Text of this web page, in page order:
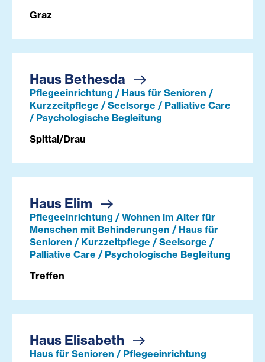
Graz
Haus Bethesda
Pflegeeinrichtung / Haus für Senioren /
Kurzzeitpflege / Seelsorge / Palliative Care
/ Psychologische Begleitung
Spittal/Drau
Haus Elim
Pflegeeinrichtung / Wohnen im Alter für
Menschen mit Behinderungen / Haus für
Senioren / Kurzzeitpflege / Seelsorge /
Palliative Care / Psychologische Begleitung
Treffen
Haus Elisabeth
Haus für Senioren / Pflegeeinrichtung